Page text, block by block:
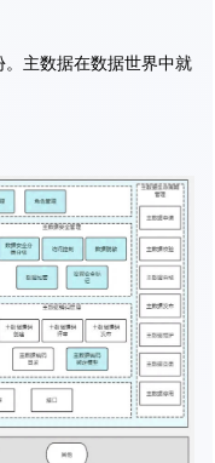
主数据在数据世界中就